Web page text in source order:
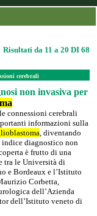
Risultati da 11 a 20 DI 68
cerebrali
non invasiva per
connessioni cerebrali
informazioni sulla
, diventando
diagnostico non
è frutto di una
tra le Università di
e Bordeaux e l’Istituto
Corbetta,
dell’Azienda
dell’Istituto veneto di